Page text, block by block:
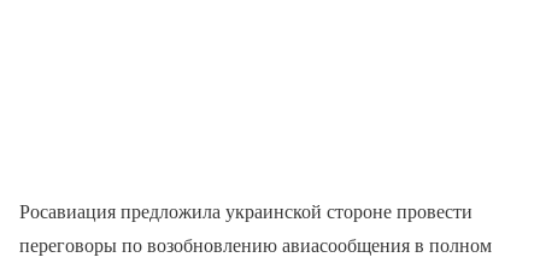
Росавиация предложила украинской стороне провести
переговоры по возобновлению авиасообщения в полном